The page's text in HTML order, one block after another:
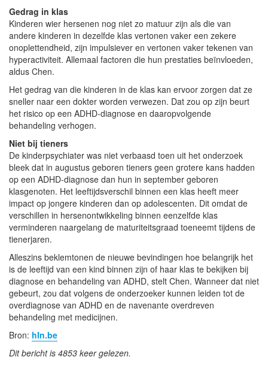
Gedrag in klas
Kinderen wier hersenen nog niet zo matuur zijn als die van
andere kinderen in dezelfde klas vertonen vaker een zekere
onoplettendheid, zijn impulsiever en vertonen vaker tekenen van
hyperactiviteit. Allemaal factoren die hun prestaties beïnvloeden,
aldus Chen.
Het gedrag van die kinderen in de klas kan ervoor zorgen dat ze
sneller naar een dokter worden verwezen. Dat zou op zijn beurt
het risico op een ADHD-diagnose en daaropvolgende
behandeling verhogen.
Niet bij tieners
De kinderpsychiater was niet verbaasd toen uit het onderzoek
bleek dat in augustus geboren tieners geen grotere kans hadden
op een ADHD-diagnose dan hun in september geboren
klasgenoten. Het leeftijdsverschil binnen een klas heeft meer
impact op jongere kinderen dan op adolescenten. Dit omdat de
verschillen in hersenontwikkeling binnen eenzelfde klas
verminderen naargelang de maturiteitsgraad toeneemt tijdens de
tienerjaren.
Alleszins beklemtonen de nieuwe bevindingen hoe belangrijk het
is de leeftijd van een kind binnen zijn of haar klas te bekijken bij
diagnose en behandeling van ADHD, stelt Chen. Wanneer dat niet
gebeurt, zou dat volgens de onderzoeker kunnen leiden tot de
overdiagnose van ADHD en de navenante overdreven
behandeling met medicijnen.
Bron: hln.be
Dit bericht is 4853 keer gelezen.